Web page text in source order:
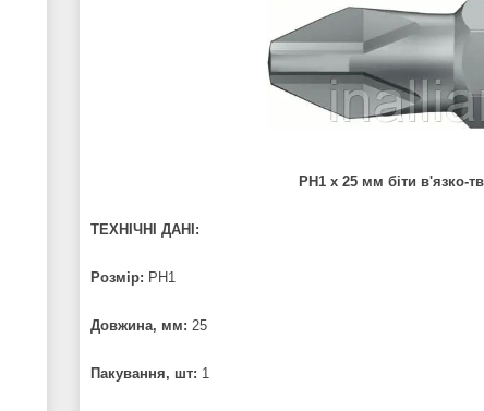
PH1 х 25 мм біти в'язко-
ТЕХНІЧНІ ДАНІ:
Розмір: PH1
Довжина, мм: 25
Пакування, шт: 1